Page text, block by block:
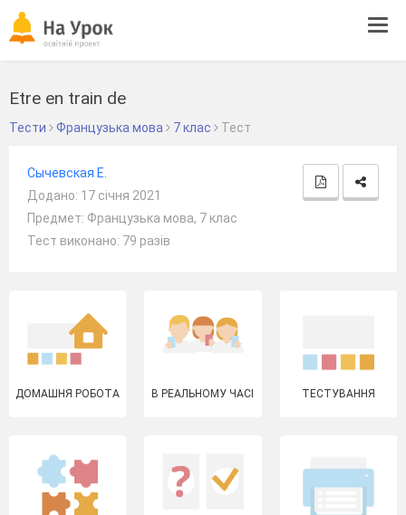
Etre en train de
Тести Французька мова 7 клас Тест
Сычевская Е.
Додано: 17 січня 2021
Предмет: Французька мова, 7 клас
Тест виконано: 79 разів
ДОМАШНЯ РОБОТА В РЕАЛЬНОМУ ЧАСІ ТЕСТУВАННЯ